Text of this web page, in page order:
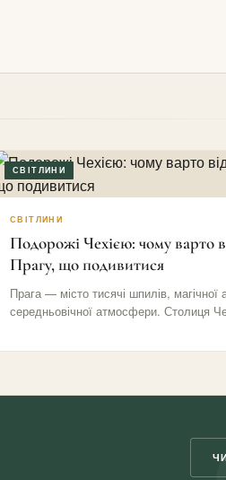
СВІТЛИНИ
СВІТЛИНИ
Подорожі Чехією: чому варто
Прагу, що подивитися
Прага — місто тисячі шпилів, магічної
середньовічної атмосфери. Столиця